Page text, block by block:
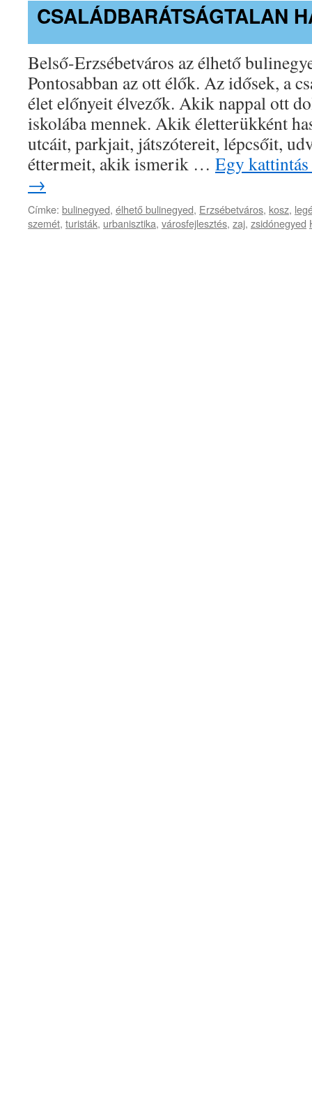
CSALÁDBARÁTSÁGTALAN
Belső-Erzsébetváros az élhető
Pontosabban az ott élők. Az idősek, a
élet előnyeit élvezők. Akik nappal ott
iskolába mennek. Akik életterükként
utcáit, parkjait, játszótereit, lépcsőit,
éttermeit, akik ismerik … Egy
→
Címke: bulinegyed, élhető bulinegyed, Erzsébetváros, kosz,
szemét, turisták, urbanisztika, városfejlesztés, zaj, zsidónegyed